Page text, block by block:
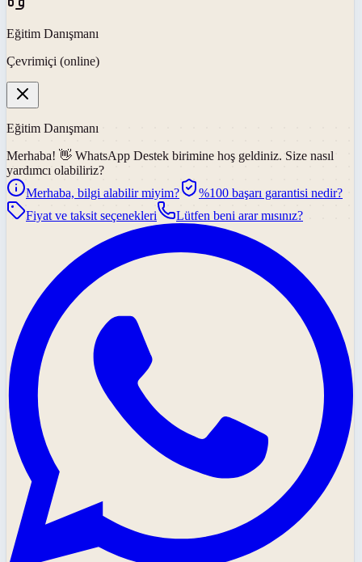
Eğitim Danışmanı
Çevrimiçi (online)
Eğitim Danışmanı
Merhaba! 👋 WhatsApp Destek birimine hoş geldiniz. Size nasıl
yardımcı olabiliriz?
Merhaba, bilgi alabilir miyim?
%100 başarı garantisi nedir?
Fiyat ve taksit seçenekleri
Lütfen beni arar mısınız?